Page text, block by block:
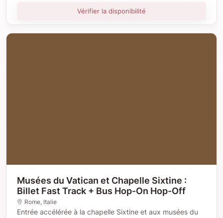
Vérifier la disponibilité
Musées du Vatican et Chapelle Sixtine :
Billet Fast Track + Bus Hop-On Hop-Off
Rome, Italie
Entrée accélérée à la chapelle Sixtine et aux musées du